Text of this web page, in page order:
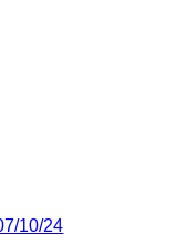
10/24